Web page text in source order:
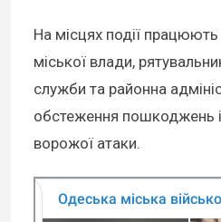
На місцях події
міської влади,
служби та районна
обстеження пошкоджень і
ворожої атаки.